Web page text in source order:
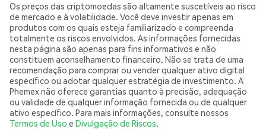
Os preços das criptomoedas são altamente suscetíveis ao risco
de mercado e à volatilidade. Você deve investir apenas em
produtos com os quais esteja familiarizado e compreenda
totalmente os riscos envolvidos. As informações fornecidas
nesta página são apenas para fins informativos e não
constituem aconselhamento financeiro. Não se trata de uma
recomendação para comprar ou vender qualquer ativo digital
específico ou adotar qualquer estratégia de investimento. A
Phemex não oferece garantias quanto à precisão, adequação
ou validade de qualquer informação fornecida ou de qualquer
ativo específico. Para mais informações, consulte nossos
Termos de Uso e Divulgação de Riscos.